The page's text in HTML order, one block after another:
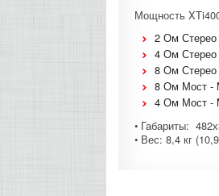
Мощность
2 Ом Стерео
4 Ом Стерео
8 Ом Стерео
8 Ом Мост -
4 Ом Мост -
• Габариты:
• Вес: 8,4 кг